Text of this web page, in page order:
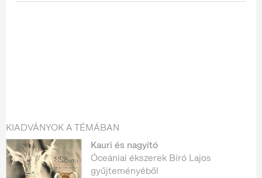
KIADVÁNYOK A TÉMÁBAN
Kauri és nagyító
Óceániai ékszerek Bíró Lajos
gyűjteményéből